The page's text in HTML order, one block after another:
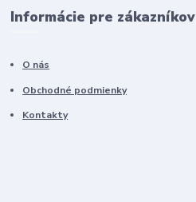
Informácie pre zákazníkov
O nás
Obchodné podmienky
Kontakty